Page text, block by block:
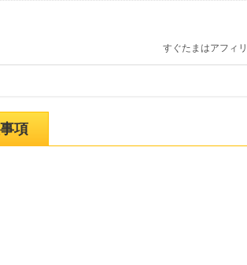
すぐたまはアフィ
項